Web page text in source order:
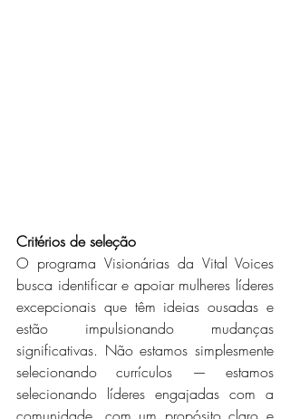
Critérios de seleção
O programa Visionárias da Vital Voices
busca identificar e apoiar mulheres líderes
excepcionais que têm ideias ousadas e
estão impulsionando mudanças
significativas. Não estamos simplesmente
selecionando currículos — estamos
selecionando líderes engajadas com a
comunidade, com um propósito claro e